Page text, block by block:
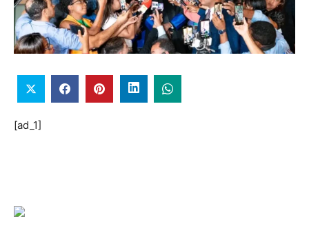
[ad_1]